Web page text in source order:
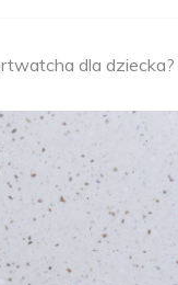
dla dziecka?